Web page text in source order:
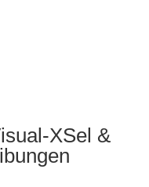
XSel &